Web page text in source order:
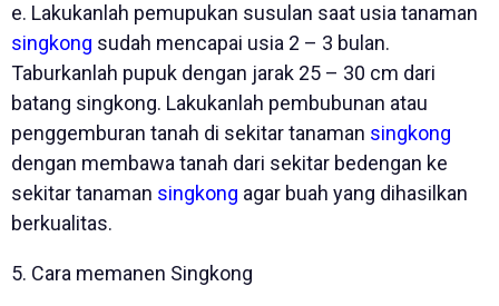
e. Lakukanlah pemupukan susulan saat usia tanaman
singkong sudah mencapai usia 2 – 3 bulan.
Taburkanlah pupuk dengan jarak 25 – 30 cm dari
batang singkong. Lakukanlah pembubunan atau
penggemburan tanah di sekitar tanaman singkong
dengan membawa tanah dari sekitar bedengan ke
sekitar tanaman singkong agar buah yang dihasilkan
berkualitas.
5. Cara memanen Singkong